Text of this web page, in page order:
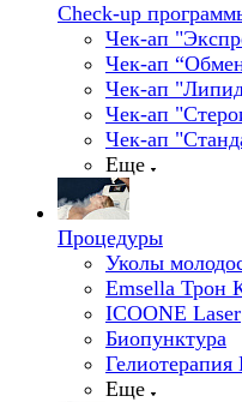
Check-up
Чек-ап
Чек-ап
Чек-ап
Чек-ап
Чек-ап
Еще
Процедуры
Уколы
Emsella Трон
ICOONE Laser
Биопунктура
Гелиотерапия
Еще